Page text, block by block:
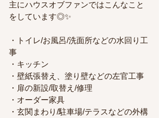
主にハウスオブファンではこんなこと
をしています◎✨
・トイレ/お風呂/洗面所などの水回り工
事
・キッチン
・壁紙張替え、塗り壁などの左官工事
・扉の新設/取替え/修理
・オーダー家具
・玄関まわり/駐車場/テラスなどの外構